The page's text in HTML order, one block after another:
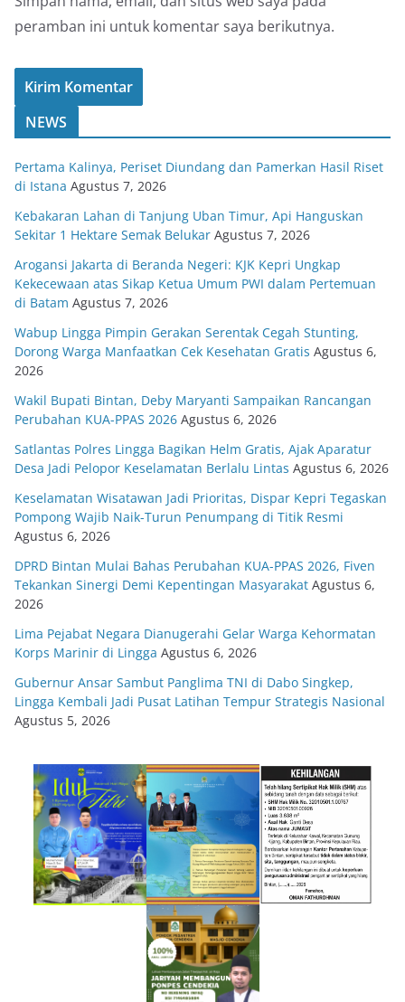
peramban ini untuk komentar saya berikutnya.
NEWS
Pertama Kalinya, Periset Diundang dan Pamerkan Hasil Riset
di Istana Agustus 7, 2026
Kebakaran Lahan di Tanjung Uban Timur, Api Hanguskan
Sekitar 1 Hektare Semak Belukar Agustus 7, 2026
Arogansi Jakarta di Beranda Negeri: KJK Kepri Ungkap
Kekecewaan atas Sikap Ketua Umum PWI dalam Pertemuan
di Batam Agustus 7, 2026
Wabup Lingga Pimpin Gerakan Serentak Cegah Stunting,
Dorong Warga Manfaatkan Cek Kesehatan Gratis Agustus 6,
2026
Wakil Bupati Bintan, Deby Maryanti Sampaikan Rancangan
Perubahan KUA-PPAS 2026 Agustus 6, 2026
Satlantas Polres Lingga Bagikan Helm Gratis, Ajak Aparatur
Desa Jadi Pelopor Keselamatan Berlalu Lintas Agustus 6, 2026
Keselamatan Wisatawan Jadi Prioritas, Dispar Kepri Tegaskan
Pompong Wajib Naik-Turun Penumpang di Titik Resmi
Agustus 6, 2026
DPRD Bintan Mulai Bahas Perubahan KUA-PPAS 2026, Fiven
Tekankan Sinergi Demi Kepentingan Masyarakat Agustus 6,
2026
Lima Pejabat Negara Dianugerahi Gelar Warga Kehormatan
Korps Marinir di Lingga Agustus 6, 2026
Gubernur Ansar Sambut Panglima TNI di Dabo Singkep,
Lingga Kembali Jadi Pusat Latihan Tempur Strategis Nasional
Agustus 5, 2026